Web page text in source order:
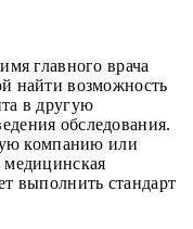
главного врача
найти возможность
в другую
обследования.
компанию или
медицинская
выполнить стандарт